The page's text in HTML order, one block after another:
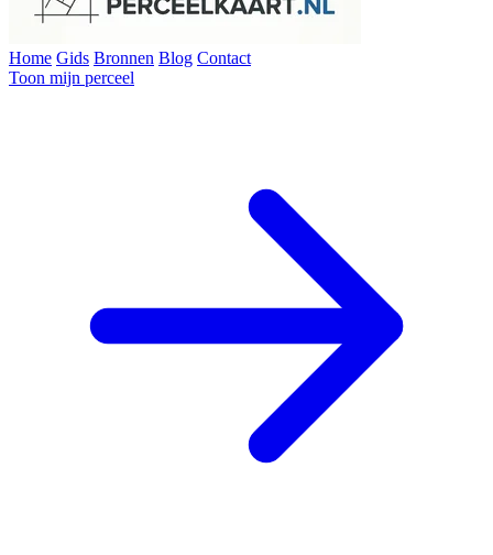
Home Gids Bronnen Blog Contact
Toon mijn perceel